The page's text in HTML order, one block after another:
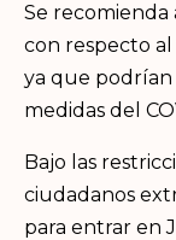
Se recomienda
con respecto al
ya que podrían
medidas del
Bajo las
ciudadanos
para entrar en